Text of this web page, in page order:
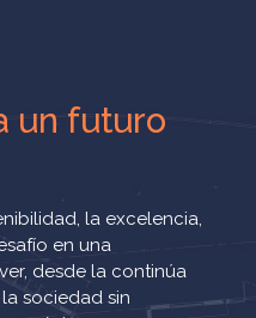
un futuro
la excelencia,
en una
desde la continúa
sociedad sin